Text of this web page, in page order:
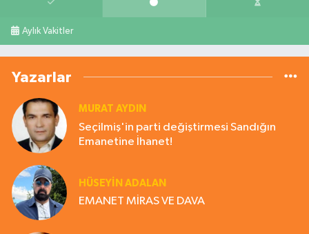
Aylık Vakitler
Yazarlar
MURAT AYDIN
Seçilmiş'in parti değiştirmesi Sandığın
Emanetine İhanet!
HÜSEYIN ADALAN
EMANET MİRAS VE DAVA